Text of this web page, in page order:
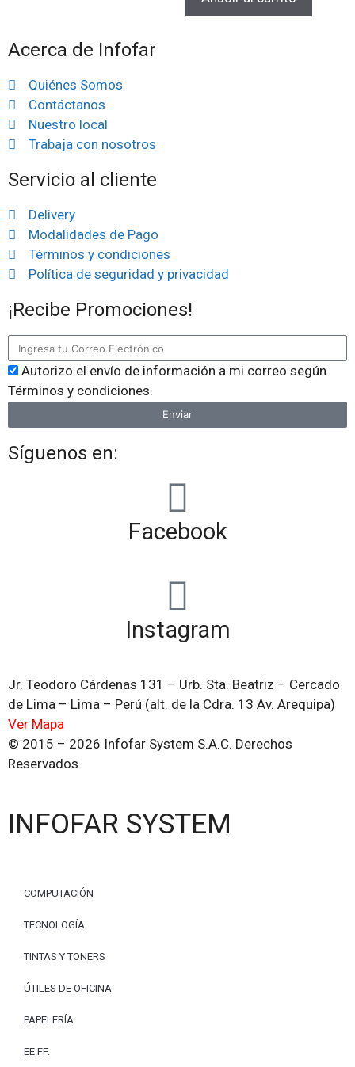
Acerca de Infofar
Quiénes Somos
Contáctanos
Nuestro local
Trabaja con nosotros
Servicio al cliente
Delivery
Modalidades de Pago
Términos y condiciones
Política de seguridad y privacidad
¡Recibe Promociones!
Autorizo el envío de información a mi correo según
Términos y condiciones.
Enviar
Síguenos en:
Facebook
Instagram
Jr. Teodoro Cárdenas 131 – Urb. Sta. Beatriz – Cercado
de Lima – Lima – Perú (alt. de la Cdra. 13 Av. Arequipa)
Ver Mapa
© 2015 – 2026 Infofar System S.A.C. Derechos
Reservados
INFOFAR SYSTEM
COMPUTACIÓN
TECNOLOGÍA
TINTAS Y TONERS
ÚTILES DE OFICINA
PAPELERÍA
EE.FF.